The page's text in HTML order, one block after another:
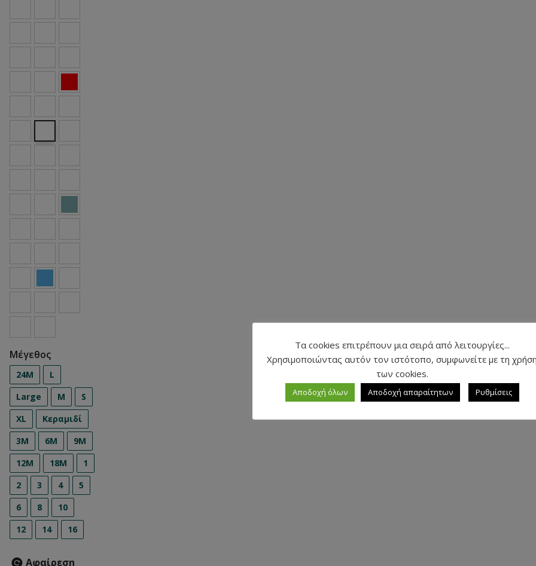
Μέγεθος
24Μ
L
Large
M
S
XL
Κεραμιδί
3M
6M
9M
12M
18M
1
2
3 4
5
6
8
10
12
14 16
Αφαίρεση
Τα cookies επιτρέπουν μια σειρά από λειτουργίες...
Χρησιμοποιώντας αυτόν τον ιστότοπο, συμφωνείτε με τη
των cookies.
Αποδοχή όλων Αποδοχή απαραίτητων Ρυθμίσεις